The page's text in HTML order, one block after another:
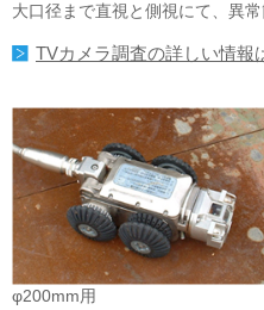
大口径まで直視と側視にて、異常
TVカメラ調査の詳しい情報
φ200mm用